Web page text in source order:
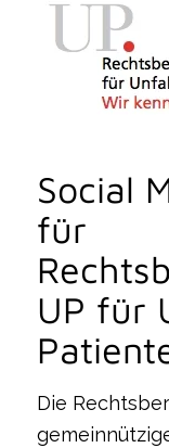
Social
für
UP für
Die